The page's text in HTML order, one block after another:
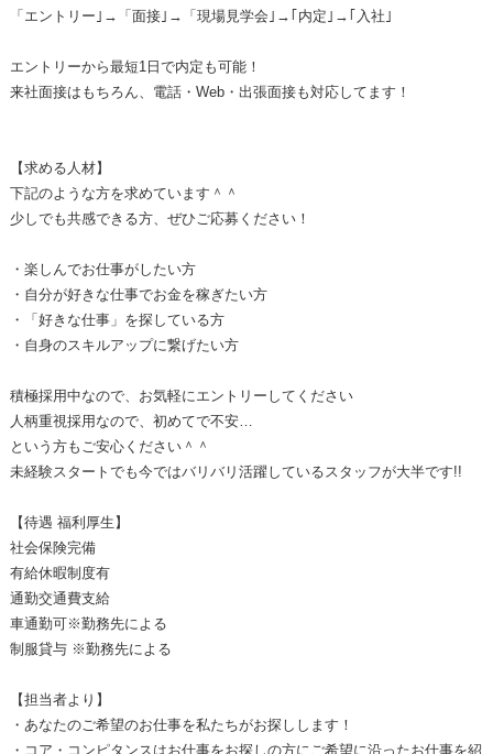
「エントリー｣→「面接｣→「現場見学会｣→｢内定｣→｢入社｣
エントリーから最短1日で内定も可能！
来社面接はもちろん、電話・Web・出張面接も対応してます！
【求める人材】
下記のような方を求めています＾＾
少しでも共感できる方、ぜひご応募ください！
・楽しんでお仕事がしたい方
・自分が好きな仕事でお金を稼ぎたい方
・「好きな仕事」を探している方
・自身のスキルアップに繋げたい方
積極採用中なので、お気軽にエントリーしてください
人柄重視採用なので、初めてで不安…
という方もご安心ください＾＾
未経験スタートでも今ではバリバリ活躍しているスタッフが大半です!!
【待遇 福利厚生】
社会保険完備
有給休暇制度有
通勤交通費支給
車通勤可※勤務先による
制服貸与 ※勤務先による
【担当者より】
・あなたのご希望のお仕事を私たちがお探しします！
・コア・コンピタンスはお仕事をお探しの方にご希望に沿ったお仕事を紹